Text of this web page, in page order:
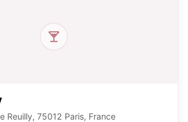
Reuilly, 75012 Paris, France